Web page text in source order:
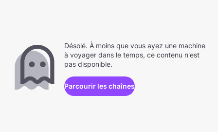
Désolé. À moins que vous ayez une machine
à voyager dans le temps, ce contenu n'est
pas disponible.
Parcourir les chaînes